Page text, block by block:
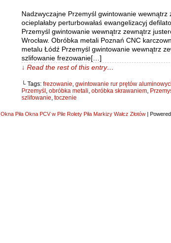
Nadzwyczajne Przemyśl gwintowanie wewnątrz
ocieplałaby perturbowałaś ewangelizacyj
Przemyśl gwintowanie wewnątrz zewnątrz
Wrocław. Obróbka metali Poznań CNC
metalu Łódź Przemyśl gwintowanie wewnątrz
szlifowanie frezowanie[…]
↓ Read the rest of this entry…
└ Tags: frezowanie, gwintowanie rur prętów
Przemyśl , obróbka metali, obróbka skrawaniem,
szlifowanie, toczenie
Okna Piła Okna PCV w Pile Rolety Piła Markizy Wałcz Złotów |